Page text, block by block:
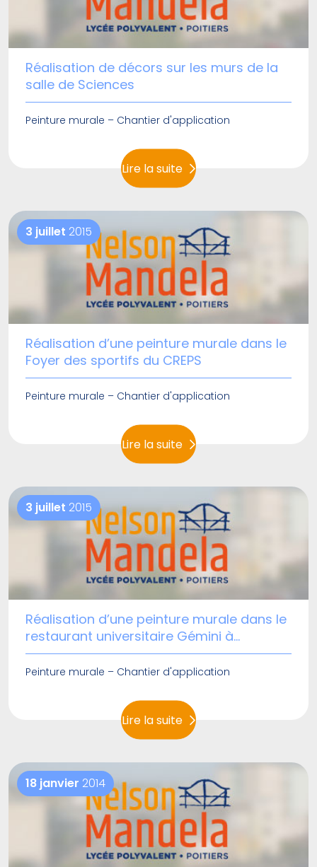
Réalisation de décors sur les murs de la
salle de Sciences
Peinture murale – Chantier d'application
Lire la suite
3 juillet 2015
Réalisation d’une peinture murale dans le
Foyer des sportifs du CREPS
Peinture murale – Chantier d'application
Lire la suite
3 juillet 2015
Réalisation d’une peinture murale dans le
restaurant universitaire Gémini à
Chasseneuil
Peinture murale – Chantier d'application
Lire la suite
18 janvier 2014